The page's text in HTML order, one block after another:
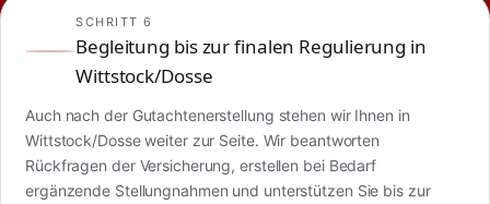
SCHRITT 6
Begleitung bis zur finalen Regulierung in
Wittstock/Dosse
Auch nach der Gutachtenerstellung stehen wir Ihnen in
Wittstock/Dosse weiter zur Seite. Wir beantworten
Rückfragen der Versicherung, erstellen bei Bedarf
ergänzende Stellungnahmen und unterstützen Sie bis zur